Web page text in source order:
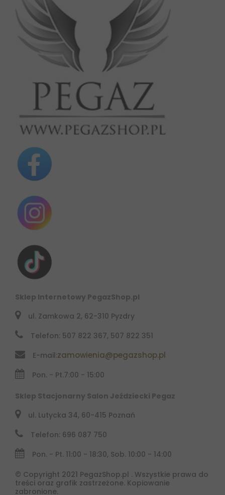
Sklep Internetowy PegazShop.pl
ul. Zamkowa 2, 62-310 Pyzdry
Telefon: 507 822 367, 507 822 351
E-mail:zamowienia@pegazshop.pl
Pon. - Pt.7:00 - 15:00
Sklep Stacjonarny Salon Jeździecki Pegaz
ul. Lutycka 34, 60-415 Poznań
Telefon: 696 087 750
Pon. - Pt. 11:00 - 18:30, Sob. 10:00 - 14:00
© Copyright 2021 PegazShop.pl . Wszystkie prawa do
treści oraz grafik zastrzeżone. Kopiowanie
zabronione.